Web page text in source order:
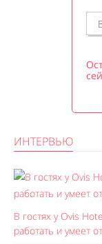
ИНТЕРВЬЮ
В гостях у Ovis
работать и умеет